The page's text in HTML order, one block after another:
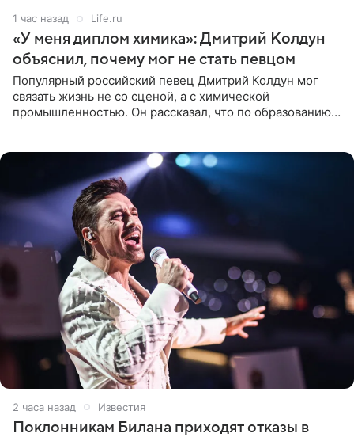
1 час назад Life.ru
«У меня диплом химика»: Дмитрий Колдун
объяснил, почему мог не стать певцом
Популярный российский певец Дмитрий Колдун мог
связать жизнь не со сценой, а с химической
промышленностью. Он рассказал, что по образованию
2 часа назад Известия
Поклонникам Билана приходят отказы в